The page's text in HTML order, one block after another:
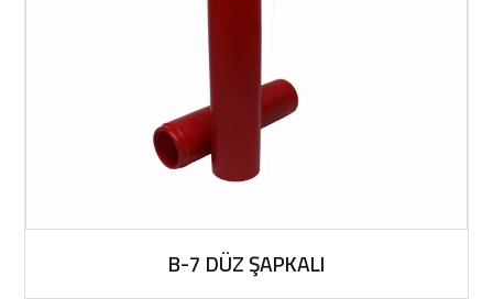
B-7 DÜZ ŞAPKALI